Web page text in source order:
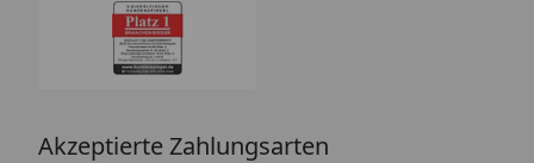
Akzeptierte Zahlungsarten